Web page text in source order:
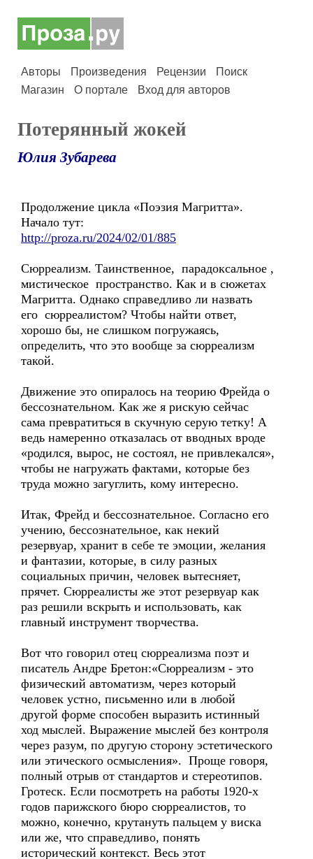
Авторы Произведения Рецензии
Поиск
Магазин
О портале Вход для авторов
Потерянный жокей
Юлия Зубарева
Продолжение цикла «Поэзия Магритта».
Начало тут:
http://proza.ru/2024/02/01/885
Сюрреализм. Таинственное, парадоксальное ,
мистическое пространство. Как и в сюжетах
Магритта. Однако справедливо ли назвать
его сюрреалистом? Чтобы найти ответ,
хорошо бы, не слишком погружаясь,
определить, что это вообще за сюрреализм
такой.
Движение это опиралось на теорию Фрейда о
бессознательном. Как же я рискую сейчас
сама превратиться в скучную серую тетку! А
ведь намеренно отказалась от вводных вроде
«родился, вырос, не состоял, не привлекался»,
чтобы не нагружать фактами, которые без
труда можно загуглить, кому интересно.
Итак, Фрейд и бессознательное. Согласно его
учению, бессознательное, как некий
резервуар, хранит в себе те эмоции, желания
и фантазии, которые, в силу разных
социальных причин, человек вытесняет,
прячет. Сюрреалисты же этот резервуар как
раз решили вскрыть и использовать, как
главный инструмент творчества.
Вот что говорил отец сюрреализма поэт и
писатель Андре Бретон:«Сюрреализм - это
физический автоматизм, через который
человек устно, письменно или в любой
другой форме способен выразить истинный
ход мыслей. Выражение мыслей без контроля
через разум, по другую сторону эстетического
или этического осмысления». Проще говоря,
полный отрыв от стандартов и стереотипов.
Гротеск. Если посмотреть на работы 1920-х
годов парижского бюро сюрреалистов, то
можно, конечно, крутануть пальцем у виска
или же, что справедливо, понять
исторический контекст. Весь этот